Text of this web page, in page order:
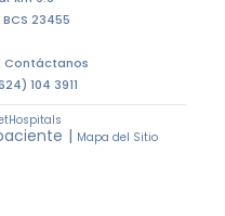
23455
Contáctanos
104 3911
| Mapa del Sitio